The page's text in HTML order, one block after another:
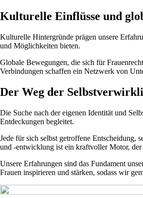
Kulturelle Einflüsse und
Kulturelle Hintergründe prägen unsere
und Möglichkeiten bieten.
Globale Bewegungen, die sich für
Verbindungen schaffen ein Netzwerk von
Der Weg der
Die Suche nach der eigenen Identität und
Entdeckungen begleitet.
Jede für sich selbst getroffene Entscheidung,
und -entwicklung ist ein kraftvoller Motor, der
Unsere Erfahrungen sind das Fundament
Frauen inspirieren und stärken, sodass wir